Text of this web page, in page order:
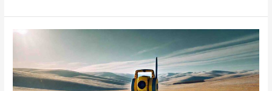
как
избежать
сократить